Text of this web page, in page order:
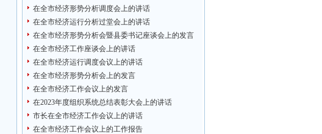
在全市经济形势分析调度会上的讲话
在全市经济运行分析过堂会上的讲话
在全市经济形势分析会暨县委书记座谈会上的发言
在全市经济工作座谈会上的讲话
在全市经济运行调度会议上的讲话
在全市经济形势分析会上的发言
在全市经济工作会议上的发言
在2023年度组织系统总结表彰大会上的讲话
市长在全市经济工作会议上的讲话
在全市经济工作会议上的工作报告